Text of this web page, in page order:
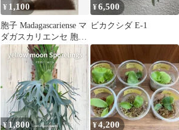
¥ 1,100
胞子 Madagascariense マ
ダガスカリエンセ 胞子
培養 ビカクシダ
¥6,500
ビカクシダ E-1
¥ 1,800 ¥4,200